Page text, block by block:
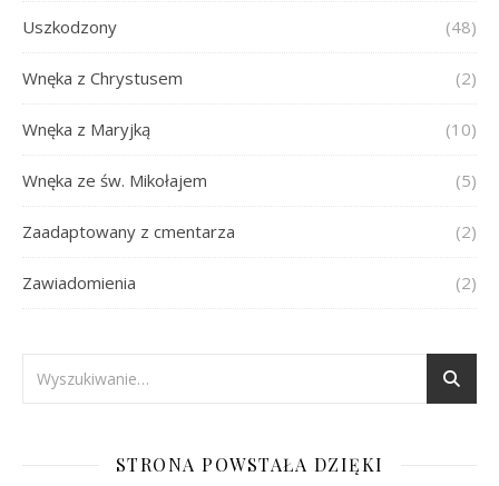
Uszkodzony (48)
Wnęka z Chrystusem (2)
Wnęka z Maryjką (10)
Wnęka ze św. Mikołajem (5)
Zaadaptowany z cmentarza (2)
Zawiadomienia (2)
STRONA POWSTAŁA DZIĘKI